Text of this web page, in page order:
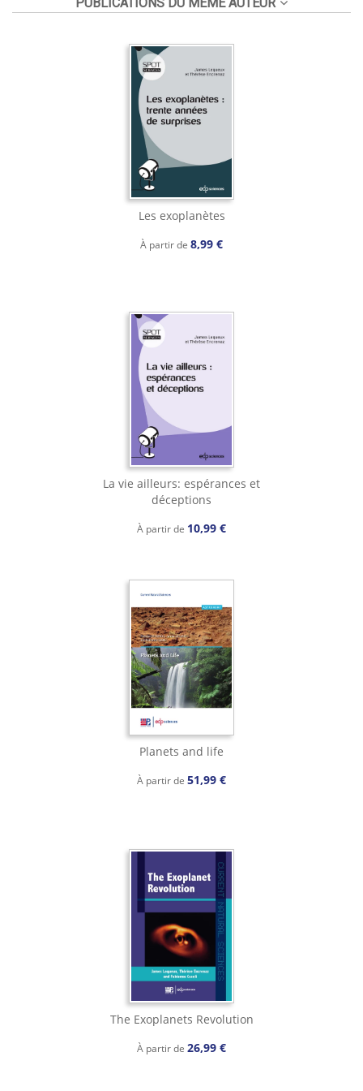
PUBLICATIONS DU MÊME AUTEUR
Les exoplanètes
À partir de 8,99 €
La vie ailleurs: espérances et
déceptions
À partir de 10,99 €
Planets and life
À partir de 51,99 €
The Exoplanets Revolution
À partir de 26,99 €